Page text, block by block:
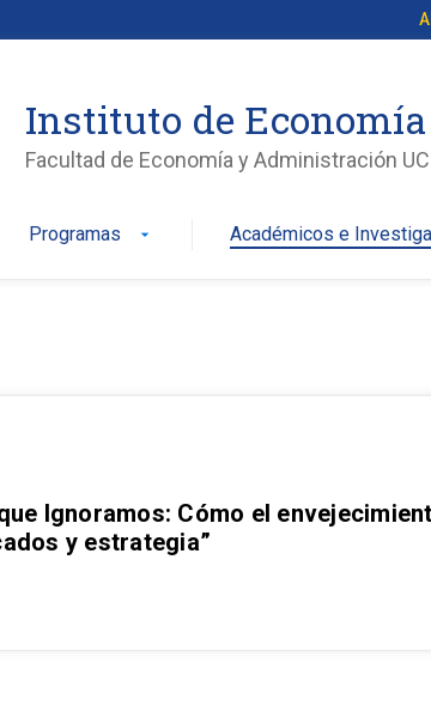
Instituto de Economía
Facultad de Economía y Administración UC
Programas arrow_drop_down Académicos e
Ignoramos: Cómo el
y estrategia”